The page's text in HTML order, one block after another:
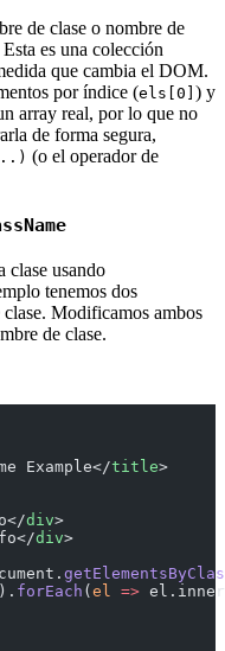
de clase o nombre de
Esta es una colección
que cambia el DOM.
por índice (els[0] ) y
array real, por lo que no
de forma segura,
(o el operador de
clase usando
tenemos dos
Modificamos ambos
de clase.
Example</title>
div>
div>
forEach ( el =>